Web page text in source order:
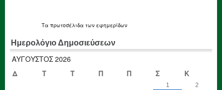
Τα πρωτοσέλιδα των εφημερίδων
Ημερολόγιο Δημοσιεύσεων
ΑΎΓΟΥΣΤΟΣ 2026
Δ
Τ Τ Π Π Σ Κ
1
2